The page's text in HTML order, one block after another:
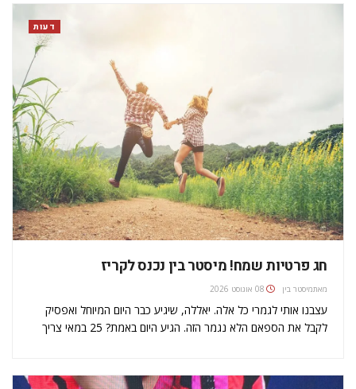
דעות
חג פרטיות שמח! מיסטר בין נכנס לקריז
מאתמיסטר בין 08 אוגוסט 2026
עצבנו אותי לגמרי כל אלה. יאללה, שיגיע כבר היום המיוחל ואפסיק
לקבל את הספאם הלא נגמר הזה. הגיע היום באמת? 25 במאי צריך